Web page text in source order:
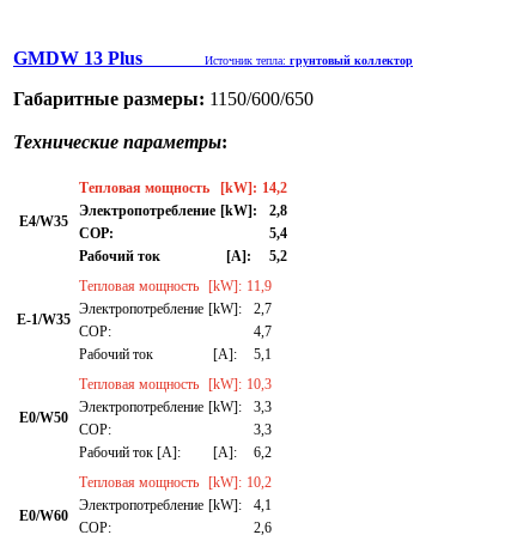
GMDW 13 Plus Источник тепла: грунтовый коллектор
Габаритные размеры: 1150/600/650
Технические параметры:
E4/W35
Тепловая мощность [kW]: 14,2
Электропотребление [kW]:
2,8
СОР:
5,4
Рабочий ток
[A]: 5,2
E-1/W35
Тепловая мощность [kW]: 11,9
Электропотребление [kW]:
2,7
СОР:
4,7
Рабочий ток
[A]: 5,1
E0/W50
Тепловая мощность [kW]: 10,3
Электропотребление [kW]:
3,3
СОР:
3,3
Рабочий ток [A]:
[A]: 6,2
E0/W60
Тепловая мощность [kW]: 10,2
Электропотребление [kW]:
4,1
СОР:
2,6